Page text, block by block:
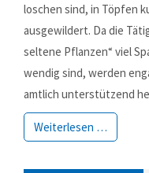
loschen sind, in Töpfen
aus­ge­wildert. Da die
seltene Pflanzen“ viel
wendig sind, wer­den
amt­lich unter­stützend
Weiterlesen …